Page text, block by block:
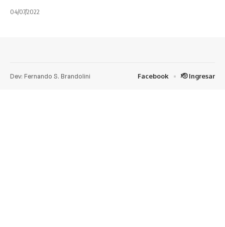
04/07/2022
Dev: Fernando S. Brandolini Facebook 🫡 Ingresar